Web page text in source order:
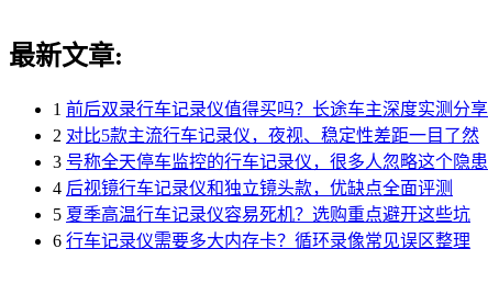
最新文章:
1 前后双录行车记录仪值得买吗？长途车主深度实测分享
2 对比5款主流行车记录仪，夜视、稳定性差距一目了然
3 号称全天停车监控的行车记录仪，很多人忽略这个隐患
4 后视镜行车记录仪和独立镜头款，优缺点全面评测
5 夏季高温行车记录仪容易死机？选购重点避开这些坑
6 行车记录仪需要多大内存卡？循环录像常见误区整理